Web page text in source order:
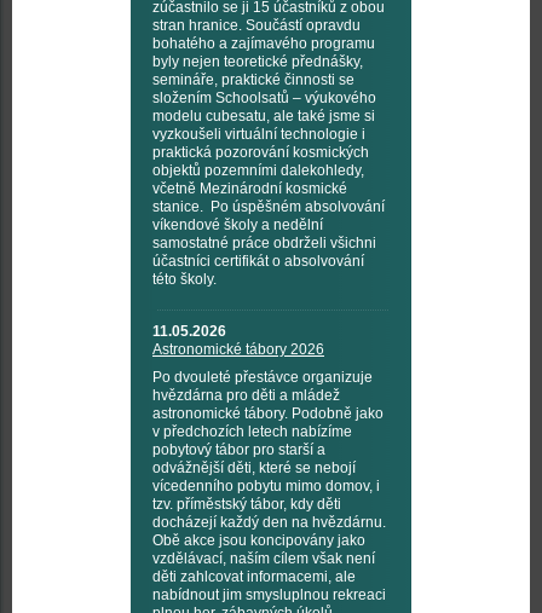
zúčastnilo se ji 15 účastníků z obou
stran hranice. Součástí opravdu
bohatého a zajímavého programu
byly nejen teoretické přednášky,
semináře, praktické činnosti se
složením Schoolsatů – výukového
modelu cubesatu, ale také jsme si
vyzkoušeli virtuální technologie i
praktická pozorování kosmických
objektů pozemními dalekohledy,
včetně Mezinárodní kosmické
stanice. Po úspěšném absolvování
víkendové školy a nedělní
samostatné práce obdrželi všichni
účastníci certifikát o absolvování
této školy.
11.05.2026
Astronomické tábory 2026
Po dvouleté přestávce organizuje
hvězdárna pro děti a mládež
astronomické tábory. Podobně jako
v předchozích letech nabízíme
pobytový tábor pro starší a
odvážnější děti, které se nebojí
vícedenního pobytu mimo domov, i
tzv. příměstský tábor, kdy děti
docházejí každý den na hvězdárnu.
Obě akce jsou koncipovány jako
vzdělávací, naším cílem však není
děti zahlcovat informacemi, ale
nabídnout jim smysluplnou rekreaci